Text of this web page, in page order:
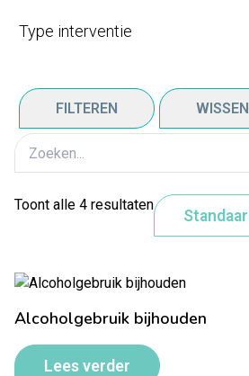
Type interventie
FILTEREN WISSEN
Toont alle 4 resultaten
Alcoholgebruik bijhouden
Lees verder